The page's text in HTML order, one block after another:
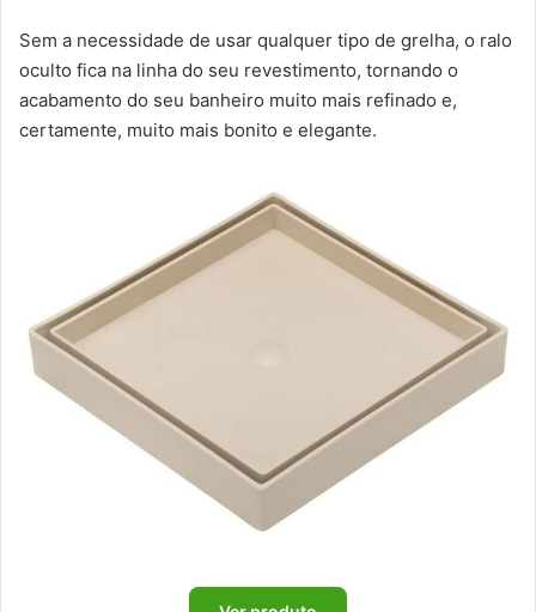
Sem a necessidade de usar qualquer tipo de grelha, o ralo
oculto fica na linha do seu revestimento, tornando o
acabamento do seu banheiro muito mais refinado e,
certamente, muito mais bonito e elegante.